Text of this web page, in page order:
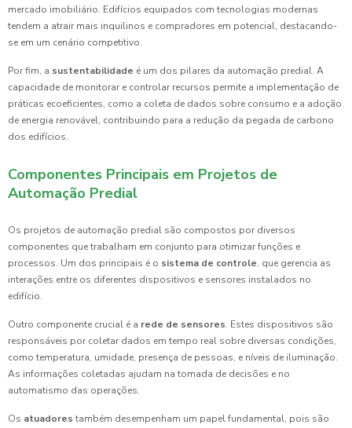
mercado imobiliário. Edifícios equipados com tecnologias modernas
tendem a atrair mais inquilinos e compradores em potencial, destacando-
se em um cenário competitivo.
Por fim, a sustentabilidade é um dos pilares da automação predial. A
capacidade de monitorar e controlar recursos permite a implementação de
práticas ecoeficientes, como a coleta de dados sobre consumo e a adoção
de energia renovável, contribuindo para a redução da pegada de carbono
dos edifícios.
Componentes Principais em Projetos de
Automação Predial
Os projetos de automação predial são compostos por diversos
componentes que trabalham em conjunto para otimizar funções e
processos. Um dos principais é o sistema de controle, que gerencia as
interações entre os diferentes dispositivos e sensores instalados no
edifício.
Outro componente crucial é a rede de sensores. Estes dispositivos são
responsáveis por coletar dados em tempo real sobre diversas condições,
como temperatura, umidade, presença de pessoas, e níveis de iluminação.
As informações coletadas ajudam na tomada de decisões e no
automatismo das operações.
Os atuadores também desempenham um papel fundamental, pois são